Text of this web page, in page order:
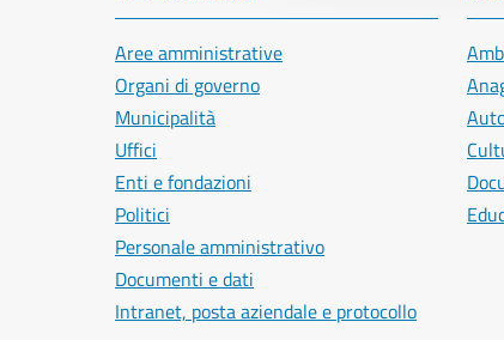
Aree amministrative
Organi di governo
Municipalità
Uffici
Enti e fondazioni
Politici
Personale amministrativo
Documenti e dati
Intranet, posta aziendale e protocollo